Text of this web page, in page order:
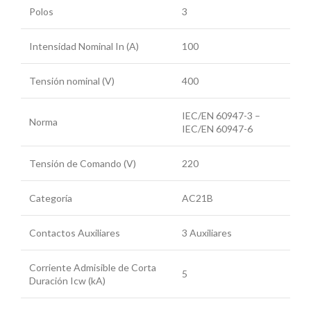
Polos 3
Intensidad Nominal In (A) 100
Tensión nominal (V) 400
Norma
IEC/EN 60947-3 –
IEC/EN 60947-6
Tensión de Comando (V) 220
Categoría AC21B
Contactos Auxiliares 3 Auxiliares
Corriente Admisible de Corta
Duración Icw (kA)
5